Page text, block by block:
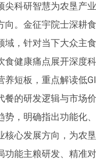
尖科研智慧为农垦产
向。金征宇院士深耕
域，针对当下大众主
食健康痛点展开深度
养短板，重点解读低
餐的研发逻辑与市场
势，明确指出功能化
核心发展方向，为农
功能主粮研发、精准